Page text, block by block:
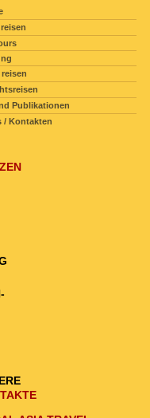
Publikationen
/ Kontakten